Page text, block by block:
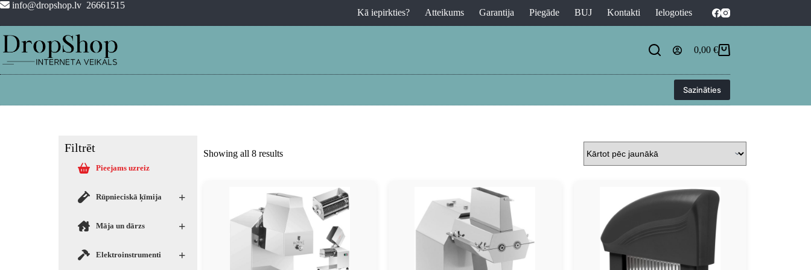
info@dropshop.lv 26661515
Kā iepirkties? Atteikums Garantija Piegāde BUJ Kontakti Ielogoties
0,00 €
Sazināties
Filtrēt
Pieejams uzreiz
+
Rūpnieciskā ķīmija
+
Māja un dārzs
+
Elektroinstrumenti
Showing all 8 results